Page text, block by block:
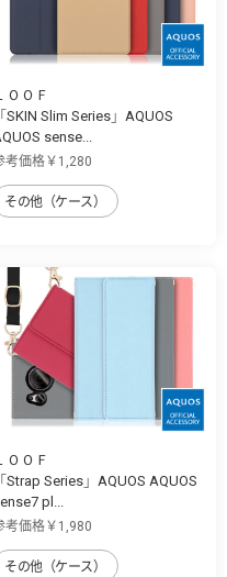
ＯＯＦ
「SKIN Slim Series」AQUOS
sense...
考価格￥1,280
その他（ケース）
ＯＯＦ
「Strap Series」AQUOS AQUOS
pl...
考価格￥1,980
その他（ケース）